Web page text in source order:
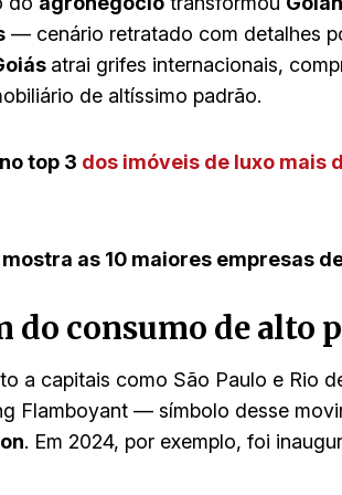
— cenário retratado com detalhes
atrai grifes internacionais,
de altíssimo padrão.
top 3 dos imóveis de luxo mais
mostra as 10 maiores empresas
do consumo de alto
a capitais como São Paulo e Rio
Flamboyant — símbolo desse
. Em 2024, por exemplo, foi